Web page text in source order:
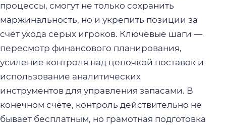
процессы, смогут не только сохранить
маржинальность, но и укрепить позиции за
счёт ухода серых игроков. Ключевые шаги —
пересмотр финансового планирования,
усиление контроля над цепочкой поставок и
использование аналитических
инструментов для управления запасами. В
конечном счёте, контроль действительно не
бывает бесплатным, но грамотная подготовка